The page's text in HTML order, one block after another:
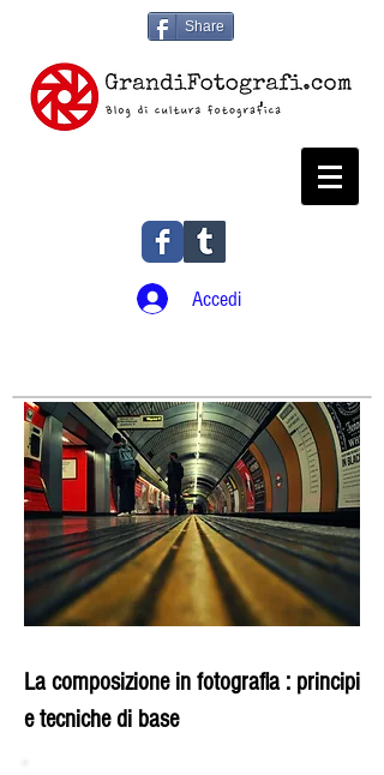
Share
Accedi
La composizione in fotografia : principi
e tecniche di base